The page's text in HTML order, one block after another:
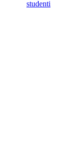
studenti